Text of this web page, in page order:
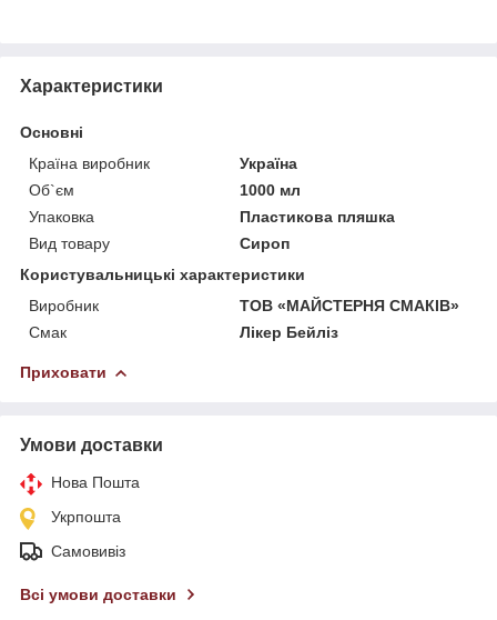
Характеристики
Основні
Країна виробник
Україна
Об`єм
1000 мл
Упаковка
Пластикова пляшка
Вид товару
Сироп
Користувальницькі характеристики
Виробник
ТОВ «МАЙСТЕРНЯ СМАКІВ»
Смак
Лікер Бейліз
Приховати
Умови доставки
Нова Пошта
Укрпошта
Самовивіз
Всі умови доставки